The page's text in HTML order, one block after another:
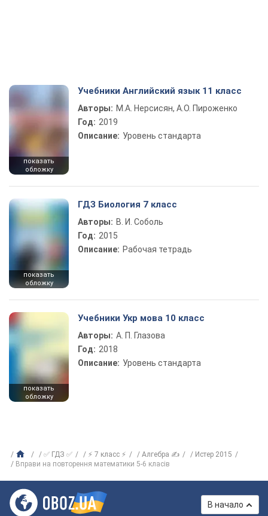
показать
обложку
Учебники Английский язык 11 класс
Авторы: М.А. Нерсисян, А.О. Пироженко
Год: 2019
Описание: Уровень стандарта
показать
обложку
ГДЗ Биология 7 класс
Авторы: В. И. Соболь
Год: 2015
Описание: Рабочая тетрадь
показать
обложку
Учебники Укр мова 10 класс
Авторы: А. П. Глазова
Год: 2018
Описание: Уровень стандарта
✅ ГДЗ ✅ ⚡ 7 класс ⚡ Алгебра ✍
Истер 2015
Вправи на повторення математики 5-6 класів
В начало